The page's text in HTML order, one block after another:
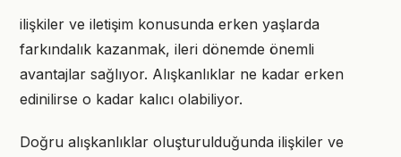
ilişkiler ve iletişim konusunda erken yaşlarda
farkındalık kazanmak, ileri dönemde önemli
avantajlar sağlıyor. Alışkanlıklar ne kadar erken
edinilirse o kadar kalıcı olabiliyor.
Doğru alışkanlıklar oluşturulduğunda ilişkiler ve